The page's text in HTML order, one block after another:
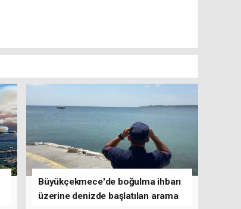
Büyükçekmece'de boğulma ihbarı
üzerine denizde başlatılan arama